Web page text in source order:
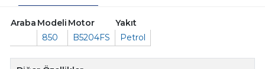
Araba Modeli Motor
Yakıt
850
B5204FS Petrol